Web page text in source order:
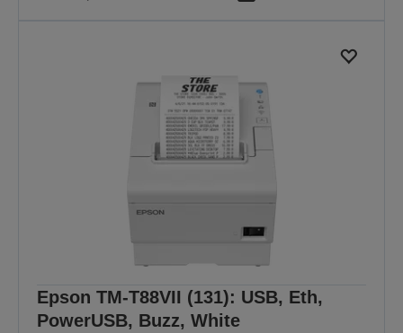
Epson TM-T88VII (131): USB, Eth,
PowerUSB, Buzz, White